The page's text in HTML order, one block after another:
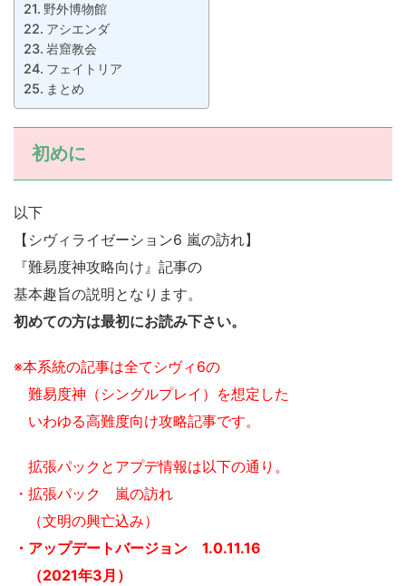
野外博物館
アシエンダ
岩窟教会
フェイトリア
まとめ
初めに
以下
【シヴィライゼーション6 嵐の訪れ】
『難易度神攻略向け』記事の
基本趣旨の説明となります。
初めての方は最初にお読み下さい。
※本系統の記事は全てシヴィ6の
難易度神（シングルプレイ）を想定した
いわゆる高難度向け攻略記事です。
拡張パックとアプデ情報は以下の通り。
・拡張パック 嵐の訪れ
（文明の興亡込み）
・アップデートバージョン 1.0.11.16
（2021年3月）